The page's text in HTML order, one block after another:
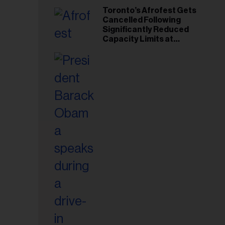
Toronto’s Afrofest Gets
Cancelled Following
Significantly Reduced
Capacity Limits at